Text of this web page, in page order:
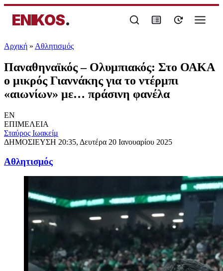
ENIKOS.
Αρχική » Αθλητισμός
Παναθηναϊκός – Ολυμπιακός: Στο ΟΑΚΑ
ο μικρός Γιαννάκης για το ντέρμπι
«αιωνίων» με… πράσινη φανέλα
EN
ΕΠΙΜΕΛΕΙΑ
Σταύρος Ιωακείμ
ΔΗΜΟΣΙΕΥΣΗ 20:35, Δευτέρα 20 Ιανουαρίου 2025
Αθλητισμός